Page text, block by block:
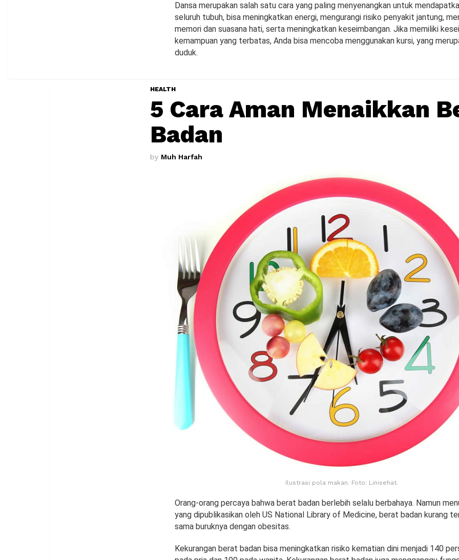
Dansa merupakan salah satu cara yang paling menyenangkan untuk
seluruh tubuh, bisa meningkatkan energi, mengurangi risiko penyakit jantung,
memori dan suasana hati, serta meningkatkan keseimbangan. Jika memiliki
kemampuan yang terbatas, Anda bisa mencoba menggunakan kursi, yang
duduk.
HEALTH
5 Cara Aman Menaikkan
Badan
by Muh Harfah
Ilustrasi pola makan. Foto: Linisehat.
Orang-orang percaya bahwa berat badan berlebih selalu berbahaya. Namun
yang dipublikasikan oleh US National Library of Medicine, berat badan kurang
sama buruknya dengan obesitas.
Kekurangan berat badan bisa meningkatkan risiko kematian dini menjadi 140